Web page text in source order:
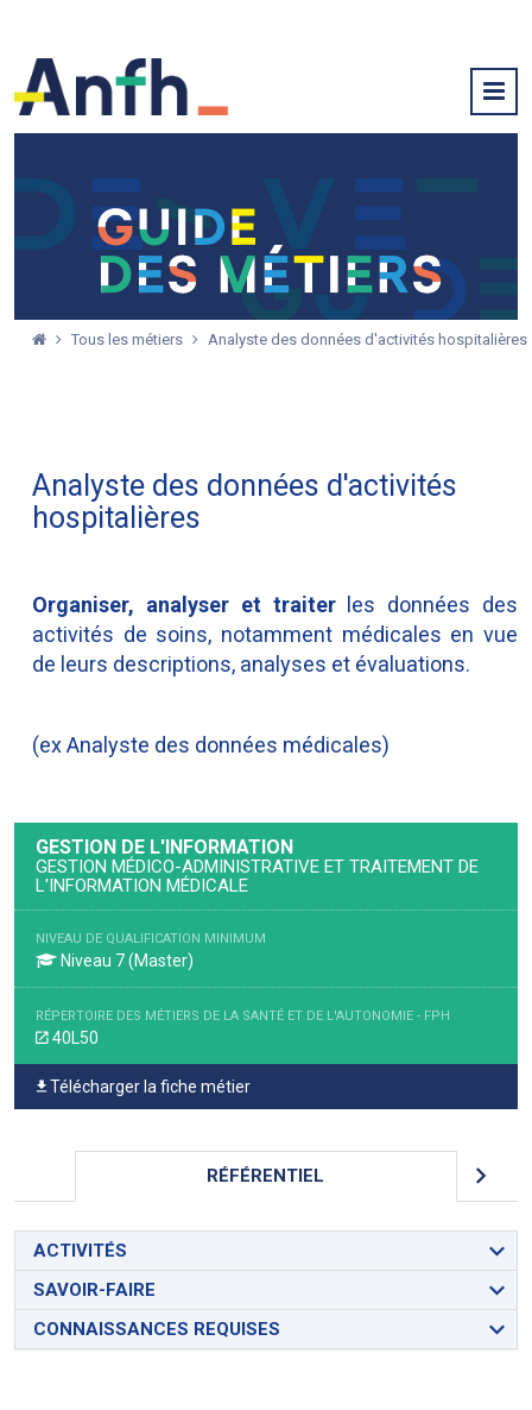
Tous les métiers Analyste des données d'activités hospitalières
Analyste des données d'activités
hospitalières
Organiser, analyser et traiterles données des
activités de soins, notamment médicales en vue
de leurs descriptions, analyses et évaluations.
(ex Analyste des données médicales)
GESTION DE L'INFORMATION
GESTION MÉDICO-ADMINISTRATIVE ET TRAITEMENT DE
L'INFORMATION MÉDICALE
NIVEAU DE QUALIFICATION MINIMUM
Niveau 7 (Master)
RÉPERTOIRE DES MÉTIERS DE LA SANTÉ ET DE L'AUTONOMIE - FPH
40L50
Télécharger la fiche métier
RÉFÉRENTIEL
ACTIVITÉS
SAVOIR-FAIRE
CONNAISSANCES REQUISES